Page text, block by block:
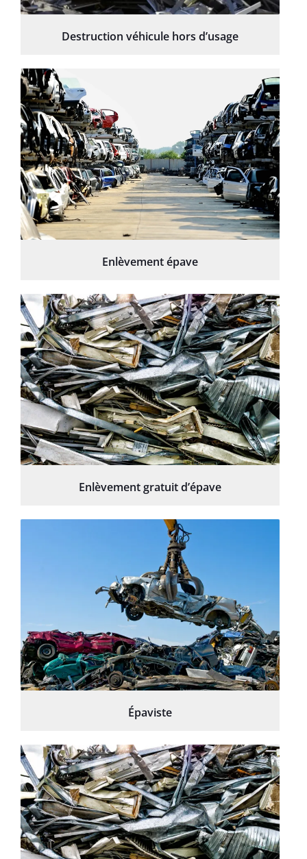
Destruction véhicule hors d’usage
Enlèvement épave
Enlèvement gratuit d’épave
Épaviste